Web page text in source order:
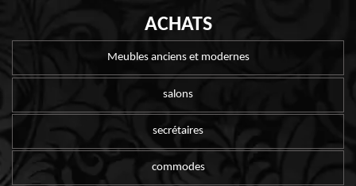
ACHATS
Meubles anciens et modernes
salons
secrétaires
commodes